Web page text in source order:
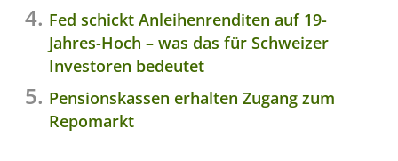
Fed schickt Anleihenrenditen auf 19-
Jahres-Hoch – was das für Schweizer
Investoren bedeutet
Pensionskassen erhalten Zugang zum
Repomarkt